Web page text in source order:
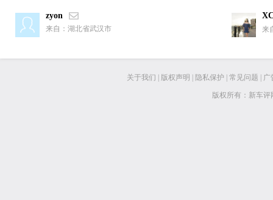
zyon
来自：湖北省武汉市
关于我们 版权声明 隐私保护 常见问题 广
版权所有：新车评